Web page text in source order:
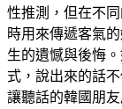
性推測，但在不
時用來傳遞客氣
生的遺憾與後悔
式，說出來的話
讓聽話的韓國朋友